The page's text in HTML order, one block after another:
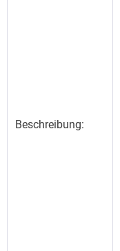
Beschreibung: